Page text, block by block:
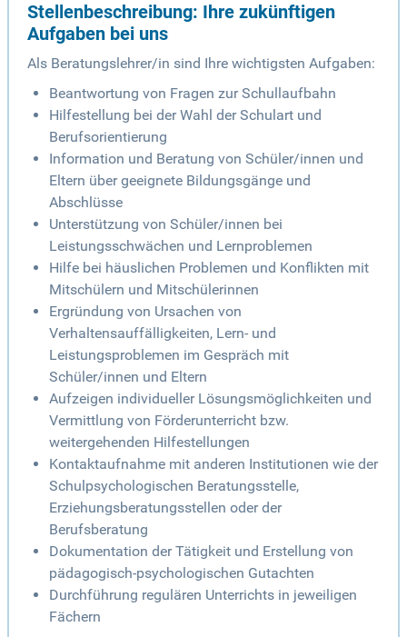
Stellenbeschreibung: Ihre zukünftigen
Aufgaben bei uns
Als Beratungslehrer/in sind Ihre wichtigsten Aufgaben:
Beantwortung von Fragen zur Schullaufbahn
Hilfestellung bei der Wahl der Schulart und
Berufsorientierung
Information und Beratung von Schüler/innen und
Eltern über geeignete Bildungsgänge und
Abschlüsse
Unterstützung von Schüler/innen bei
Leistungsschwächen und Lernproblemen
Hilfe bei häuslichen Problemen und Konflikten mit
Mitschülern und Mitschülerinnen
Ergründung von Ursachen von
Verhaltensauffälligkeiten, Lern- und
Leistungsproblemen im Gespräch mit
Schüler/innen und Eltern
Aufzeigen individueller Lösungsmöglichkeiten und
Vermittlung von Förderunterricht bzw.
weitergehenden Hilfestellungen
Kontaktaufnahme mit anderen Institutionen wie der
Schulpsychologischen Beratungsstelle,
Erziehungsberatungsstellen oder der
Berufsberatung
Dokumentation der Tätigkeit und Erstellung von
pädagogisch-psychologischen Gutachten
Durchführung regulären Unterrichts in jeweiligen
Fächern